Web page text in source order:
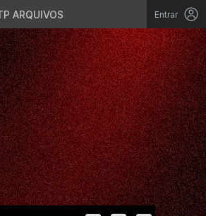
ARQUIVOS Entrar